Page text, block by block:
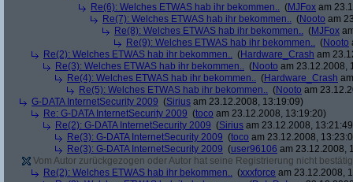
Re(6): Welches ETWAS hab ihr bekommen.. (MJFox am
Re(7): Welches ETWAS hab ihr bekommen.. (Nooto am
Re(8): Welches ETWAS hab ihr bekommen.. (MJFox
Re(9): Welches ETWAS hab ihr bekommen.. (Nooto
Re(2): Welches ETWAS hab ihr bekommen.. (Hardware_Crash am
Re(3): Welches ETWAS hab ihr bekommen.. (Nooto am 23.12.2008,
Re(4): Welches ETWAS hab ihr bekommen.. (Hardware_Crash
Re(5): Welches ETWAS hab ihr bekommen.. (Nooto am
G-DATA InternetSecurity 2009 (Sirius am 23.12.2008, 13:19:09)
Re: G-DATA InternetSecurity 2009 (toco am 23.12.2008, 13:19:20)
Re(2): G-DATA InternetSecurity 2009 (Sirius am 23.12.2008,
Re(3): G-DATA InternetSecurity 2009 (toco am 23.12.2008,
Re(3): G-DATA InternetSecurity 2009 (user96106 am 23.12.2008,
Vom Autor zurückgezogen oder Autor hat seine Registrierung nicht
Re(2): Welches ETWAS hab ihr bekommen.. (xxxforce am 23.12.2008,